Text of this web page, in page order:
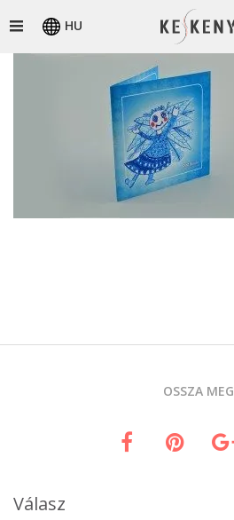
HU
OSSZA MEG
Válasz